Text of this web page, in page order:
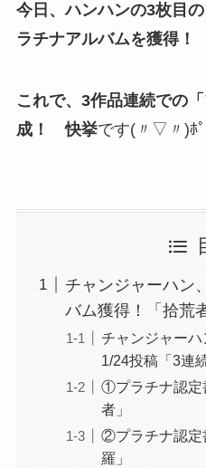
今日、ハンハンの3枚目
ラチナアルバムを獲得！
これで、3作品連続での
成！ 快挙です(〃▽〃)ﾎ
チャンジャーハン
バム獲得！「拾荒
チャンジャー
1/24投稿「3連
①プラチナ認定
者」
②プラチナ認定
羅」